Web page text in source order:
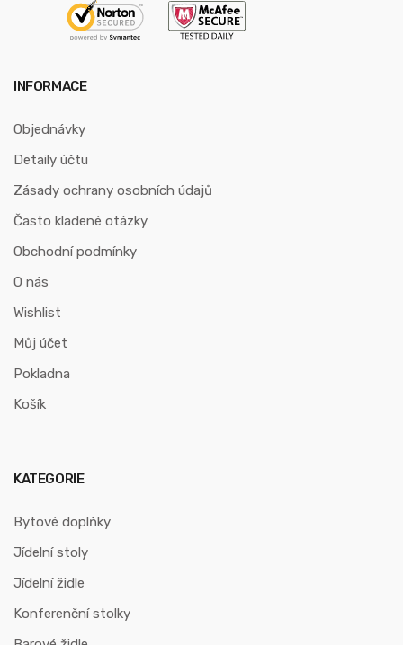
INFORMACE
Objednávky
Detaily účtu
Zásady ochrany osobních údajů
Často kladené otázky
Obchodní podmínky
O nás
Wishlist
Můj účet
Pokladna
Košík
KATEGORIE
Bytové doplňky
Jídelní stoly
Jídelní židle
Konferenční stolky